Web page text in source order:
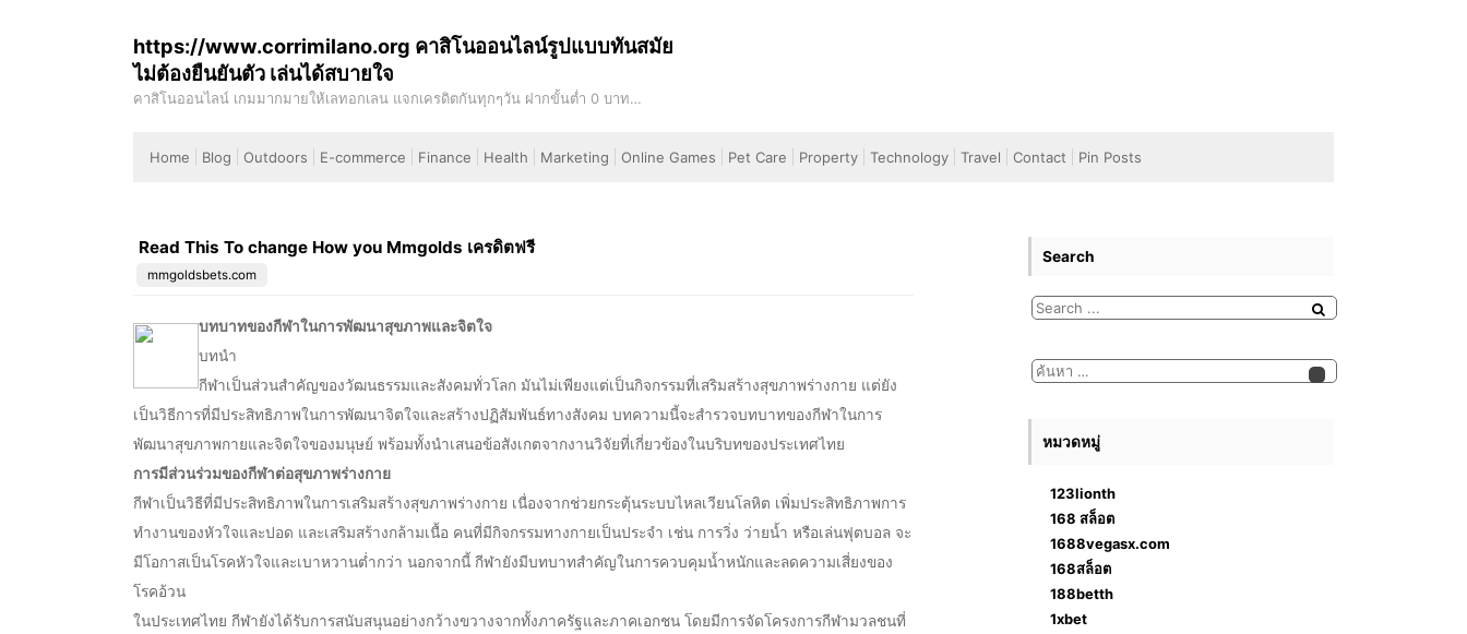
https://www.corrimilano.org คาสิโนออนไลน์รูปแบบทันสมัย
ไม่ต้องยืนยันตัว เล่นได้สบายใจ
คาสิโนออนไลน์ เกมมากมายให้เลทอกเลน แจกเครดิตกันทุกๆวัน ฝากขั้นต่ำ 0 บาท
Home Blog Outdoors E-commerce Finance Health Marketing Online Games Pet Care Property Technology Travel Contact Pin Posts
Read This To change How you Mmgolds เครดิตฟรี
mmgoldsbets.com
บทบาทของกีฬาในการพัฒนาสุขภาพและจิตใจ
บทนำ
กีฬาเป็นส่วนสำคัญของวัฒนธรรมและสังคมทั่วโลก มันไม่เพียงแต่เป็นกิจกรรมที่เสริมสร้างสุขภาพร่างกาย แต่ยัง
เป็นวิธีการที่มีประสิทธิภาพในการพัฒนาจิตใจและสร้างปฏิสัมพันธ์ทางสังคม บทความนี้จะสำรวจบทบาทของกีฬาในการ
พัฒนาสุขภาพกายและจิตใจของมนุษย์ พร้อมทั้งนำเสนอข้อสังเกตจากงานวิจัยที่เกี่ยวข้องในบริบทของประเทศไทย
การมีส่วนร่วมของกีฬาต่อสุขภาพร่างกาย
กีฬาเป็นวิธีที่มีประสิทธิภาพในการเสริมสร้างสุขภาพร่างกาย เนื่องจากช่วยกระตุ้นระบบไหลเวียนโลหิต เพิ่มประสิทธิภาพการ
ทำงานของหัวใจและปอด และเสริมสร้างกล้ามเนื้อ คนที่มีกิจกรรมทางกายเป็นประจำ เช่น การวิ่ง ว่ายน้ำ หรือเล่นฟุตบอล จะ
มีโอกาสเป็นโรคหัวใจและเบาหวานต่ำกว่า นอกจากนี้ กีฬายังมีบทบาทสำคัญในการควบคุมน้ำหนักและลดความเสี่ยงของ
โรคอ้วน
ในประเทศไทย กีฬายังได้รับการสนับสนุนอย่างกว้างขวางจากทั้งภาครัฐและภาคเอกชน โดยมีการจัดโครงการกีฬามวลชนที่
Search
หมวดหมู่
123lionth
168 สล็อต
1688vegasx.com
168สล็อต
188betth
1xbet